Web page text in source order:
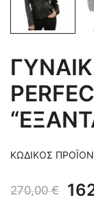
ΚΩΔΙΚΌΣ
270,00€